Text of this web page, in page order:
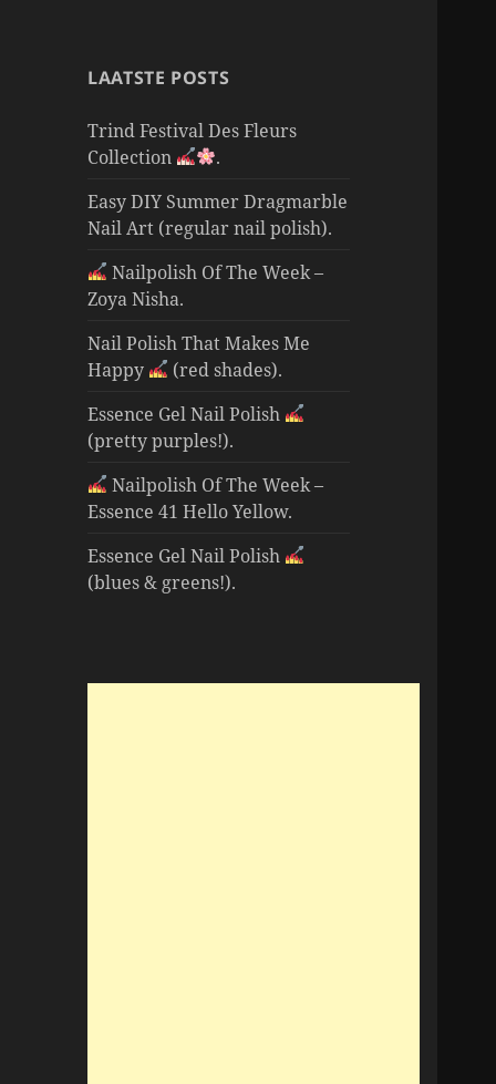
LAATSTE POSTS
Trind Festival Des Fleurs
Collection
.
Easy DIY Summer Dragmarble
Nail Art (regular nail polish).
Nailpolish Of The Week –
Zoya Nisha.
Nail Polish That Makes Me
Happy
(red shades).
Essence Gel Nail Polish
(pretty purples!).
Nailpolish Of The Week –
Essence 41 Hello Yellow.
Essence Gel Nail Polish
(blues & greens!).